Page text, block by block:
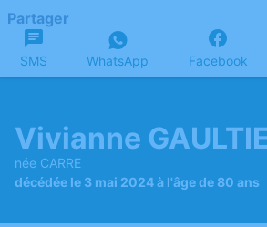
Partager
SMS WhatsApp Facebook
Vivianne
née CARRE
décédée le 3 mai 2024 à l'âge de 80 ans